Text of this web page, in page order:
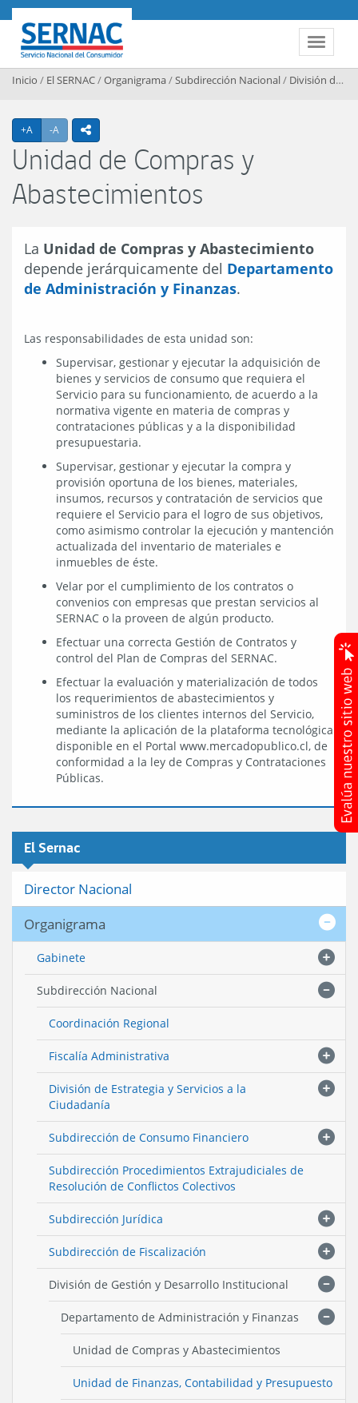
Contenido principal
Toggle
SERNAC
Inicio / El SERNAC/Organigrama/Subdirección Nacional/ División de Gestión y Desarrollo Institucional
+A Agrandar texto
-A Achicar textoicono compartir
Unidad de Compras y
Abastecimientos
La Unidad de Compras y Abastecimiento
depende jerárquicamente del Departamento
de Administración y Finanzas.
Las responsabilidades de esta unidad son:
Supervisar, gestionar y ejecutar la adquisición de
bienes y servicios de consumo que requiera el
Servicio para su funcionamiento, de acuerdo a la
normativa vigente en materia de compras y
contrataciones públicas y a la disponibilidad
presupuestaria.
Supervisar, gestionar y ejecutar la compra y
provisión oportuna de los bienes, materiales,
insumos, recursos y contratación de servicios que
requiere el Servicio para el logro de sus objetivos,
como asimismo controlar la ejecución y mantención
actualizada del inventario de materiales e
inmuebles de éste.
Velar por el cumplimiento de los contratos o
convenios con empresas que prestan servicios al
SERNAC o la proveen de algún producto.
Efectuar una correcta Gestión de Contratos y
control del Plan de Compras del SERNAC.
Efectuar la evaluación y materialización de todos
los requerimientos de abastecimientos y
suministros de los clientes internos del Servicio,
mediante la aplicación de la plataforma tecnológica
disponible en el Portal www.mercadopublico.cl, de
conformidad a la ley de Compras y Contrataciones
Públicas.
El Sernac
Director Nacional
Organigrama
Gabinete
Subdirección Nacional
Coordinación Regional
Fiscalía Administrativa
División de Estrategia y Servicios a la
Ciudadanía
Subdirección de Consumo Financiero
Subdirección Procedimientos Extrajudiciales de
Resolución de Conflictos Colectivos
Subdirección Jurídica
Subdirección de Fiscalización
División de Gestión y Desarrollo Institucional
Departamento de Administración y Finanzas
Unidad de Compras y Abastecimientos
Unidad de Finanzas, Contabilidad y Presupuesto